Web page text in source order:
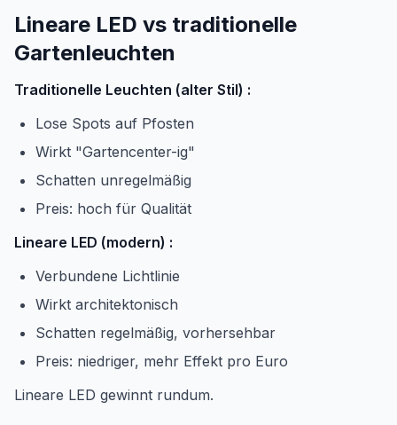
Lineare LED vs traditionelle
Gartenleuchten
Traditionelle Leuchten (alter Stil) :
Lose Spots auf Pfosten
Wirkt "Gartencenter-ig"
Schatten unregelmäßig
Preis: hoch für Qualität
Lineare LED (modern) :
Verbundene Lichtlinie
Wirkt architektonisch
Schatten regelmäßig, vorhersehbar
Preis: niedriger, mehr Effekt pro Euro
Lineare LED gewinnt rundum.